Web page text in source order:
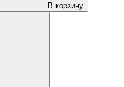
В корзину